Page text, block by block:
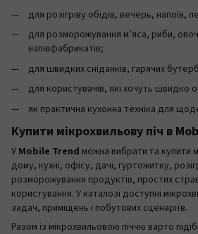
для розігріву обідів, вечерь, напоїв,
для розморожування м’яса, риби,
напівфабрикатів;
для швидких сніданків, гарячих
для користувачів, які хочуть швидко
як практична кухонна техніка для
Купити мікрохвильову піч в
У Mobile Trend можна вибрати та купити
дому, кухні, офісу, дачі, гуртожитку,
розморожування продуктів, простих
користування. У каталозі доступні
задач, приміщень і побутових сценаріїв.
Разом із мікрохвильовою піччю варто